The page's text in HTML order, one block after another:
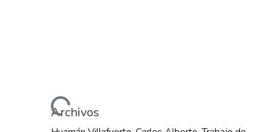
Cargando...
Archivos